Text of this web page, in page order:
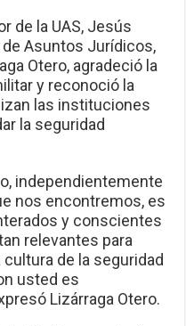
de la UAS, Jesús
Asuntos Jurídicos,
Otero, agradeció la
y reconoció la
las instituciones
la seguridad
independientemente
nos encontremos, es
y conscientes
relevantes para
de la seguridad
usted es
Lizárraga Otero.